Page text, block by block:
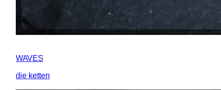
WAVES
die ketten